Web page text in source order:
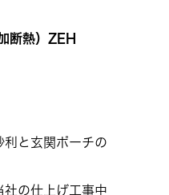
断熱）ZEH
利と玄関ポーチの
社の仕上げ工事中